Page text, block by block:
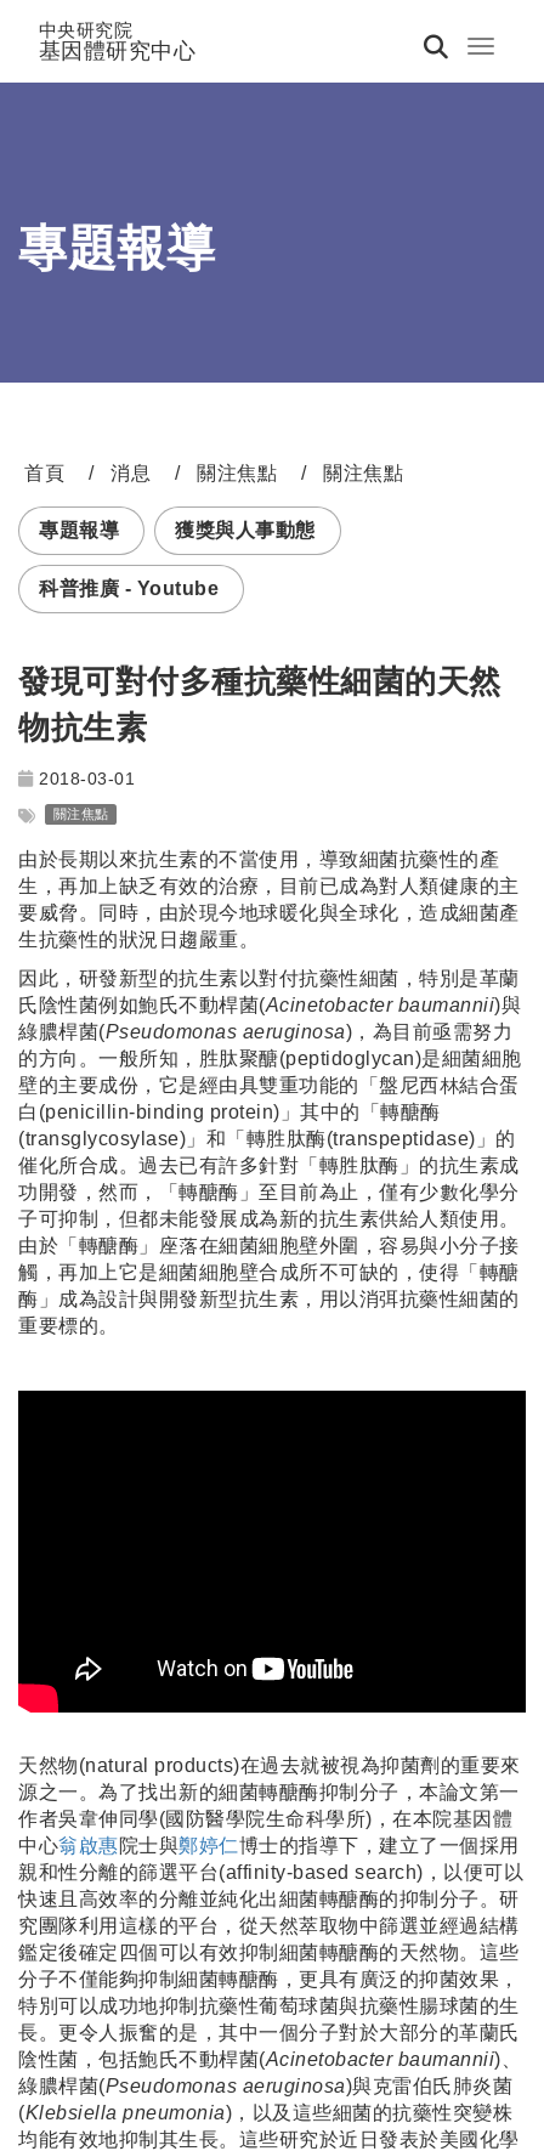
Toggle
中央研究院
基因體研究中心
專題報導
首頁 消息 關注焦點
關注焦點
專題報導
獲獎與人事動態
科普推廣 - Youtube
發現可對付多種抗藥性細菌的天然
物抗生素
2018-03-01
關注焦點
由於長期以來抗生素的不當使用，導致細菌抗藥性的產
生，再加上缺乏有效的治療，目前已成為對人類健康的主
要威脅。同時，由於現今地球暖化與全球化，造成細菌產
生抗藥性的狀況日趨嚴重。
因此，研發新型的抗生素以對付抗藥性細菌，特別是革蘭
氏陰性菌例如鮑氏不動桿菌(Acinetobacter baumannii)與
綠膿桿菌(Pseudomonas aeruginosa)，為目前亟需努力
的方向。一般所知，胜肽聚醣(peptidoglycan)是細菌細胞
壁的主要成份，它是經由具雙重功能的「盤尼西林結合蛋
白(penicillin-binding protein)」其中的「轉醣酶
(transglycosylase)」和「轉胜肽酶(transpeptidase)」的
催化所合成。過去已有許多針對「轉胜肽酶」的抗生素成
功開發，然而，「轉醣酶」至目前為止，僅有少數化學分
子可抑制，但都未能發展成為新的抗生素供給人類使用。
由於「轉醣酶」座落在細菌細胞壁外圍，容易與小分子接
觸，再加上它是細菌細胞壁合成所不可缺的，使得「轉醣
酶」成為設計與開發新型抗生素，用以消弭抗藥性細菌的
重要標的。
天然物(natural products)在過去就被視為抑菌劑的重要來
源之一。為了找出新的細菌轉醣酶抑制分子，本論文第一
作者吳韋伸同學(國防醫學院生命科學所)，在本院基因體
中心翁啟惠院士與鄭婷仁博士的指導下，建立了一個採用
親和性分離的篩選平台(affinity-based search)，以便可以
快速且高效率的分離並純化出細菌轉醣酶的抑制分子。研
究團隊利用這樣的平台，從天然萃取物中篩選並經過結構
鑑定後確定四個可以有效抑制細菌轉醣酶的天然物。這些
分子不僅能夠抑制細菌轉醣酶，更具有廣泛的抑菌效果，
特別可以成功地抑制抗藥性葡萄球菌與抗藥性腸球菌的生
長。更令人振奮的是，其中一個分子對於大部分的革蘭氏
陰性菌，包括鮑氏不動桿菌(Acinetobacter baumannii)、
綠膿桿菌(Pseudomonas aeruginosa)與克雷伯氏肺炎菌
(Klebsiella pneumonia)，以及這些細菌的抗藥性突變株
均能有效地抑制其生長。這些研究於近日發表於美國化學